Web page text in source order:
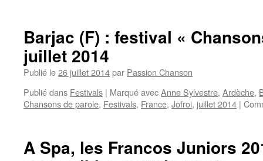
Barjac (F) : festival «
juillet 2014
Publié le26 juillet 2014par Passion Chanson
Publié dans Festivals | Marqué avecAnne Sylvestre, Ardèche,
Chansons de parole, Festivals, France, Jofroi, juillet 2014 |
A Spa, les Francos Juniors